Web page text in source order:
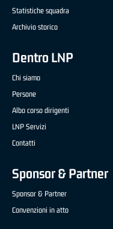
Statistiche squadra
Archivio storico
Dentro LNP
Chi siamo
Persone
Albo corso dirigenti
LNP Servizi
Contatti
Sponsor & Partner
Sponsor & Partner
Convenzioni in atto